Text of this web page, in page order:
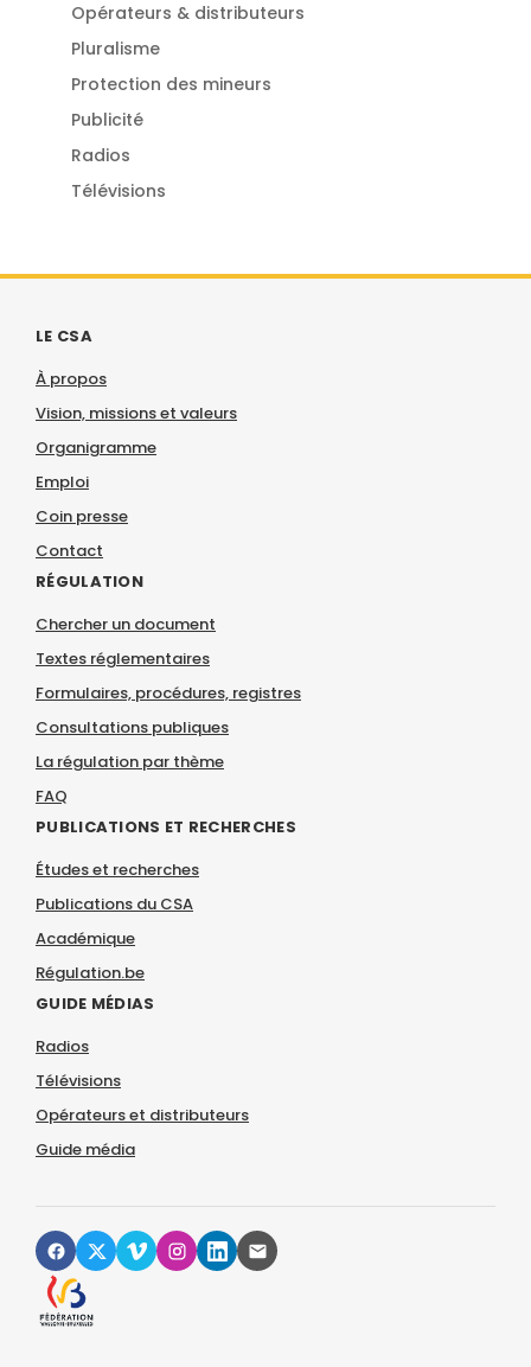
Opérateurs & distributeurs
Pluralisme
Protection des mineurs
Publicité
Radios
Télévisions
LE CSA
À propos
Vision, missions et valeurs
Organigramme
Emploi
Coin presse
Contact
RÉGULATION
Chercher un document
Textes réglementaires
Formulaires, procédures, registres
Consultations publiques
La régulation par thème
FAQ
PUBLICATIONS ET RECHERCHES
Études et recherches
Publications du CSA
Académique
Régulation.be
GUIDE MÉDIAS
Radios
Télévisions
Opérateurs et distributeurs
Guide média